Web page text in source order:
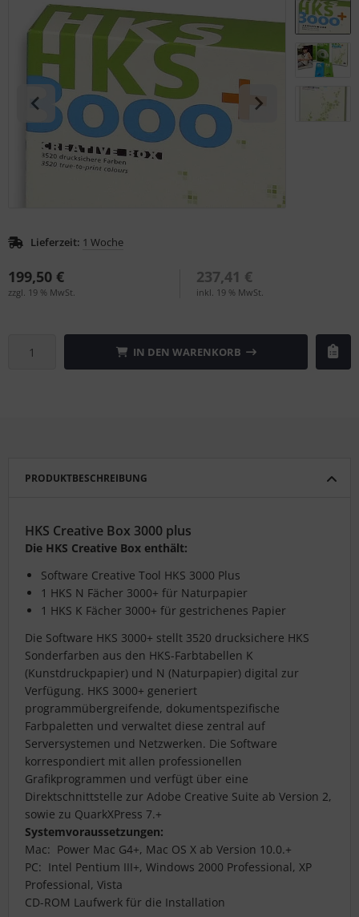
Lieferzeit: 1 Woche
199,50 €
zzgl. 19 % MwSt.
237,41 €
inkl. 19 % MwSt.
IN DEN WARENKORB
PRODUKTBESCHREIBUNG
HKS Creative Box 3000 plus
Die HKS Creative Box enthält:
Software Creative Tool HKS 3000 Plus
1 HKS N Fächer 3000+ für Naturpapier
1 HKS K Fächer 3000+ für gestrichenes Papier
Die Software HKS 3000+ stellt 3520 drucksichere HKS
Sonderfarben aus den HKS-Farbtabellen K
(Kunstdruckpapier) und N (Naturpapier) digital zur
Verfügung. HKS 3000+ generiert
programmübergreifende, dokumentspezifische
Farbpaletten und verwaltet diese zentral auf
Serversystemen und Netzwerken. Die Software
korrespondiert mit allen professionellen
Grafikprogrammen und verfügt über eine
Direktschnittstelle zur Adobe Creative Suite ab Version 2,
sowie zu QuarkXPress 7.+
Systemvoraussetzungen:
Mac: Power Mac G4+, Mac OS X ab Version 10.0.+
PC: Intel Pentium III+, Windows 2000 Professional, XP
Professional, Vista
CD-ROM Laufwerk für die Installation
(Natural Colour System)
GmbH